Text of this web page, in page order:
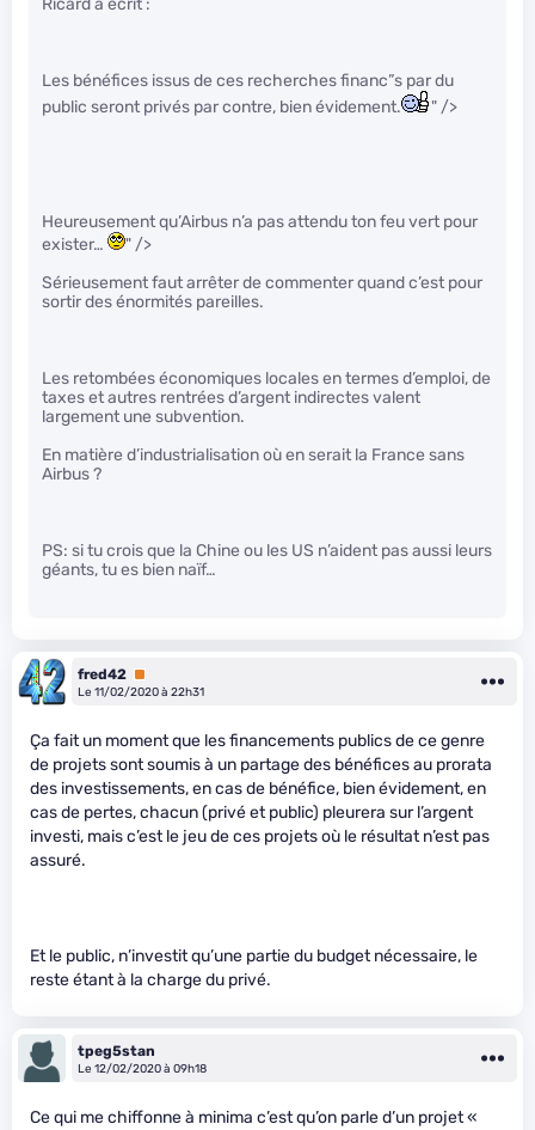
Ricard a écrit :
Les bénéfices issus de ces recherches financ”s par du
public seront privés par contre, bien évidement.
" />
Heureusement qu’Airbus n’a pas attendu ton feu vert pour
exister…
" />
Sérieusement faut arrêter de commenter quand c’est pour
sortir des énormités pareilles.
Les retombées économiques locales en termes d’emploi, de
taxes et autres rentrées d’argent indirectes valent
largement une subvention.
En matière d’industrialisation où en serait la France sans
Airbus ?
PS: si tu crois que la Chine ou les US n’aident pas aussi leurs
géants, tu es bien naïf…
fred42 Premium
Le 11/02/2020 à 22h31
Ça fait un moment que les financements publics de ce genre
de projets sont soumis à un partage des bénéfices au prorata
des investissements, en cas de bénéfice, bien évidement, en
cas de pertes, chacun (privé et public) pleurera sur l’argent
investi, mais c’est le jeu de ces projets où le résultat n’est pas
assuré.
Et le public, n’investit qu’une partie du budget nécessaire, le
reste étant à la charge du privé.
tpeg5stan
Le 12/02/2020 à 09h18
Ce qui me chiffonne à minima c’est qu’on parle d’un projet «